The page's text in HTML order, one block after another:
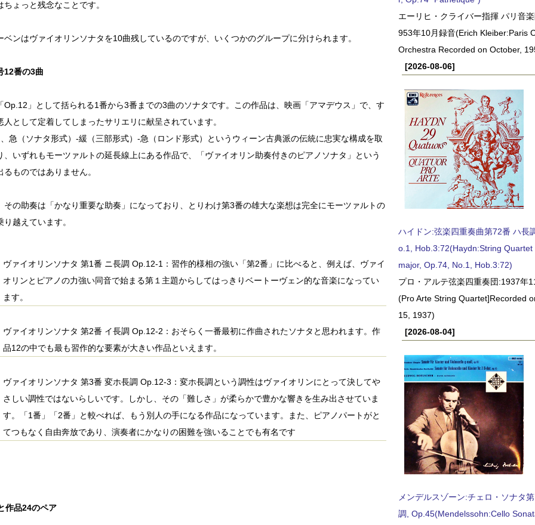
ちょっと残念なことです。
ベンはヴァイオリンソナタを10曲残しているのですが、いくつかのグループに分けられます。
12番の3曲
Op.12」として括られる1番から3番までの3曲のソナタです。この作品は、映画「アマデウス」で、す
人として定着してしまったサリエリに献呈されています。
急（ソナタ形式）-緩（三部形式）-急（ロンド形式）というウィーン古典派の伝統に忠実な構成を取
、いずれもモーツァルトの延長線上にある作品で、「ヴァイオリン助奏付きのピアノソナタ」という
るものではありません。
その助奏は「かなり重要な助奏」になっており、とりわけ第3番の雄大な楽想は完全にモーツァルトの
り越えています。
ヴァイオリンソナタ 第1番 ニ長調 Op.12-1：習作的様相の強い「第2番」に比べると、例えば、ヴァイ
オリンとピアノの力強い同音で始まる第１主題からしてはっきりベートーヴェン的な音楽になってい
ます。
ヴァイオリンソナタ 第2番 イ長調 Op.12-2：おそらく一番最初に作曲されたソナタと思われます。作
品12の中でも最も習作的な要素が大きい作品といえます。
ヴァイオリンソナタ 第3番 変ホ長調 Op.12-3：変ホ長調という調性はヴァイオリンにとって決してや
さしい調性ではないらしいです。しかし、その「難しさ」が柔らかで豊かな響きを生み出させていま
す。「1番」「2番」と較べれば、もう別人の手になる作品になっています。また、ピアノパートがと
てつもなく自由奔放であり、演奏者にかなりの困難を強いることでも有名です
作品24のペア
エーリヒ・クライバー指揮 パリ音
953年10月録音(Erich Kleiber:Paris
Orchestra Recorded on October,
[2026-08-06]
ハイドン:弦楽四重奏曲第72番 ハ長
o.1, Hob.3:72(Haydn:String Quartet
major, Op.74, No.1, Hob.3:72)
プロ・アルテ弦楽四重奏団:1937年
(Pro Arte String Quartet]Recorded
15, 1937)
[2026-08-04]
メンデルスゾーン:チェロ・ソナタ
調, Op.45(Mendelssohn:Cello